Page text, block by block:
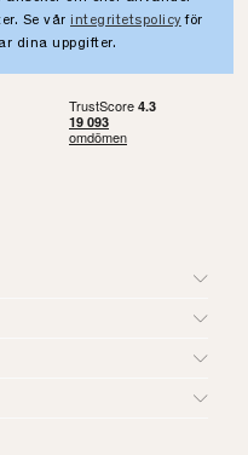
Se vår integritetspolicy för
dina uppgifter.